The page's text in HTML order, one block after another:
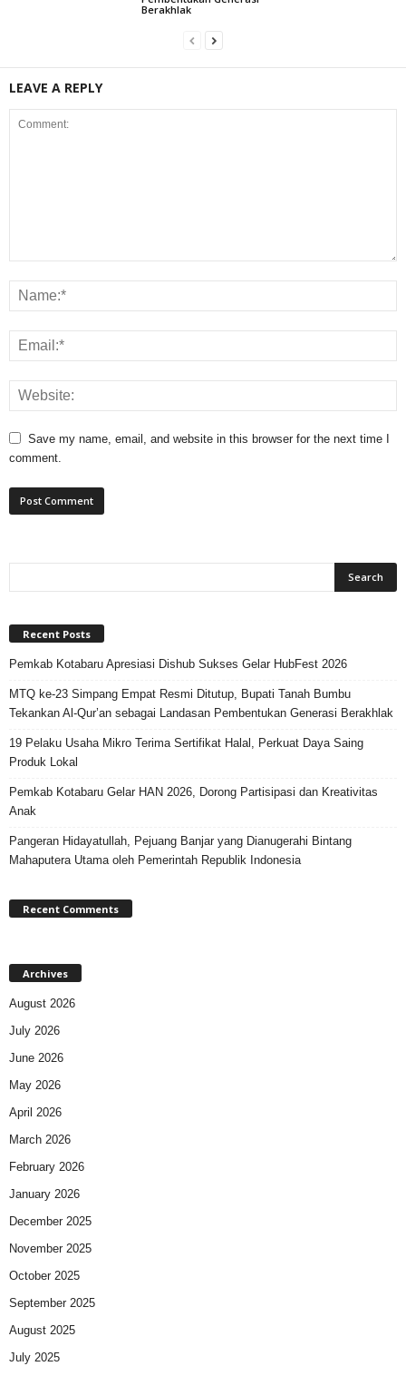
Berakhlak
LEAVE A REPLY
Save my name, email, and website in this browser for the next time I
comment.
Recent Posts
Pemkab Kotabaru Apresiasi Dishub Sukses Gelar HubFest 2026
MTQ ke-23 Simpang Empat Resmi Ditutup, Bupati Tanah Bumbu
Tekankan Al-Qur’an sebagai Landasan Pembentukan Generasi Berakhlak
19 Pelaku Usaha Mikro Terima Sertifikat Halal, Perkuat Daya Saing
Produk Lokal
Pemkab Kotabaru Gelar HAN 2026, Dorong Partisipasi dan Kreativitas
Anak
Pangeran Hidayatullah, Pejuang Banjar yang Dianugerahi Bintang
Mahaputera Utama oleh Pemerintah Republik Indonesia
Recent Comments
Archives
August 2026
July 2026
June 2026
May 2026
April 2026
March 2026
February 2026
January 2026
December 2025
November 2025
October 2025
September 2025
August 2025
July 2025